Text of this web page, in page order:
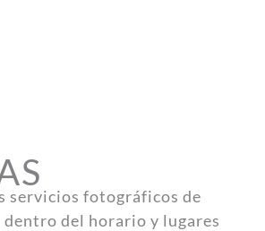
servicios fotográficos de
del horario y lugares